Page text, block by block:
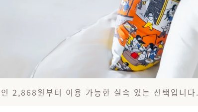
2,868원부터 이용 가능한 실속 있는 선택입니다.